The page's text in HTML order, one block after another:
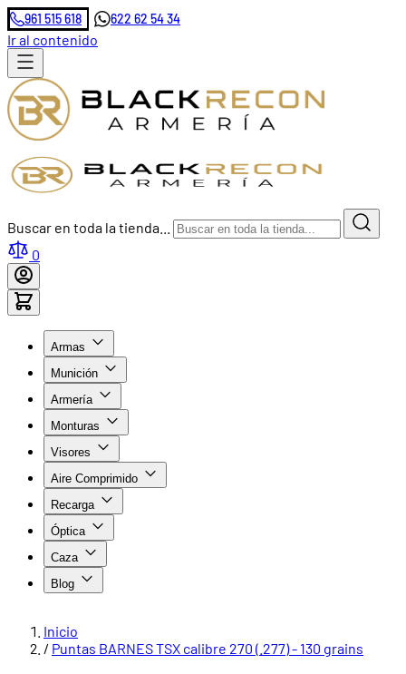
961 515 618 622 62 54 34
Ir al contenido
Buscar en toda la tienda...
0
Armas
Munición
Armería
Monturas
Visores
Aire Comprimido
Recarga
Óptica
Caza
Blog
Inicio
/ Puntas BARNES TSX calibre 270 (.277) - 130 grains